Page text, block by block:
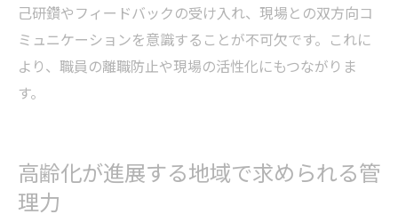
己研鑽やフィードバックの受け入れ、現場との双方向コ
ミュニケーションを意識することが不可欠です。これに
より、職員の離職防止や現場の活性化にもつながりま
す。
高齢化が進展する地域で求められる管
理力